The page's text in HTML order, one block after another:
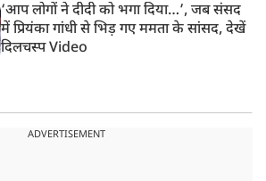
‘आप लोगों ने दीदी को भगा दिया…’, जब संसद
में प्रियंका गांधी से भिड़ गए ममता के सांसद, देखें
दिलचस्प Video
ADVERTISEMENT